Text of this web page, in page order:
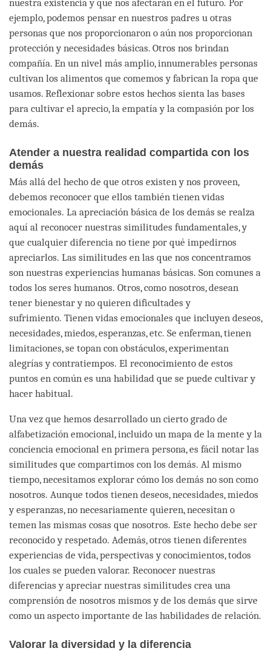
nuestra existencia y que nos afectarán en el futuro. Por
ejemplo, podemos pensar en nuestros padres u otras
personas que nos proporcionaron o aún nos proporcionan
protección y necesidades básicas. Otros nos brindan
compañía. En un nivel más amplio, innumerables personas
cultivan los alimentos que comemos y fabrican la ropa que
usamos. Reflexionar sobre estos hechos sienta las bases
para cultivar el aprecio, la empatía y la compasión por los
demás.
Atender a nuestra realidad compartida con los
demás
Más allá del hecho de que otros existen y nos proveen,
debemos reconocer que ellos también tienen vidas
emocionales. La apreciación básica de los demás se realza
aquí al reconocer nuestras similitudes fundamentales, y
que cualquier diferencia no tiene por qué impedirnos
apreciarlos. Las similitudes en las que nos concentramos
son nuestras experiencias humanas básicas. Son comunes a
todos los seres humanos. Otros, como nosotros, desean
tener bienestar y no quieren dificultades y
sufrimiento. Tienen vidas emocionales que incluyen deseos,
necesidades, miedos, esperanzas, etc. Se enferman, tienen
limitaciones, se topan con obstáculos, experimentan
alegrías y contratiempos. El reconocimiento de estos
puntos en común es una habilidad que se puede cultivar y
hacer habitual.
Una vez que hemos desarrollado un cierto grado de
alfabetización emocional, incluido un mapa de la mente y la
conciencia emocional en primera persona, es fácil notar las
similitudes que compartimos con los demás. Al mismo
tiempo, necesitamos explorar cómo los demás no son como
nosotros. Aunque todos tienen deseos, necesidades, miedos
y esperanzas, no necesariamente quieren, necesitan o
temen las mismas cosas que nosotros. Este hecho debe ser
reconocido y respetado. Además, otros tienen diferentes
experiencias de vida, perspectivas y conocimientos, todos
los cuales se pueden valorar. Reconocer nuestras
diferencias y apreciar nuestras similitudes crea una
comprensión de nosotros mismos y de los demás que sirve
como un aspecto importante de las habilidades de relación.
Valorar la diversidad y la diferencia